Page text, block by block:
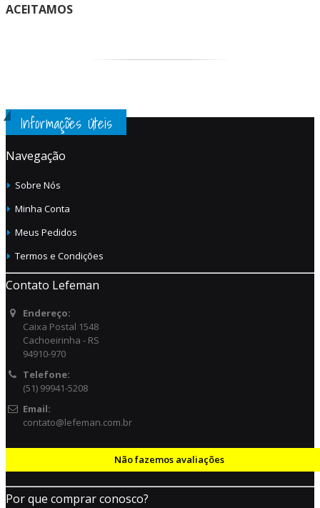
ACEITAMOS
Informações Úteis
Navegação
Sobre Nós
Minha Conta
Meus Pedidos
Termos e Condições
Contato Lefeman
Endereço:
Caixa Postal 1548
Cachoeirinha - RS
94910-970
Telefone:
(51) 99941-5208
Email:
contato@lefeman.com.br
Não fazemos avaliações
Por que comprar conosco?